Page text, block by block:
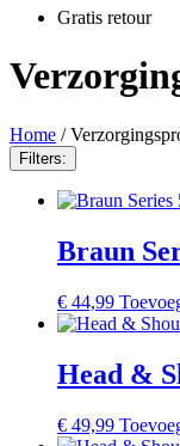
Gratis retour
Home /
Filters:
Braun
€ 44,99
Head &
€ 49,99